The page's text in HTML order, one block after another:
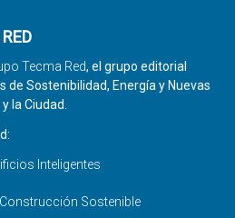
Tecma Red, el grupo editorial
de Sostenibilidad, Energía y Nuevas
la Ciudad.
Inteligentes
Sostenible